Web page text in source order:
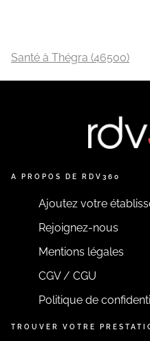
Santé à Thégra (46500)
A PROPOS DE RDV360
Ajoutez votre
Rejoignez-nous
Mentions légales
CGV / CGU
Politique de
TROUVER VOTRE